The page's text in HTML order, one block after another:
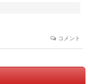
コメント